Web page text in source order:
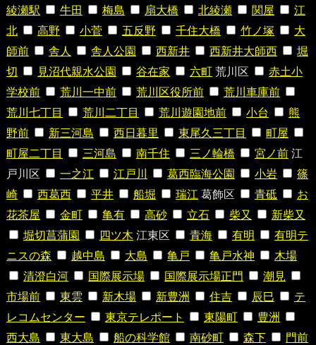
綾瀬駅 牛田 梅島 扇大橋 北綾瀬 関屋
江
北
高野 小菅 五反野 千住大橋 竹ノ塚
大
師前
舎人 舎人公園 西新井 西新井大師西
堀
切
見沼代親水公園 谷在家 六町 荒川区
赤土小
学校前
荒川一中前 荒川区役所前
荒川車庫前
荒川七丁目
荒川二丁目 荒川遊園地前 小台
熊
野前
新三河島 西日暮里 東尾久三丁目
町屋
町屋二丁目
三河島 南千住 三ノ輪橋 宮ノ前 江
戸川区
一之江 江戸川 葛西臨海公園 小岩
篠
崎
西葛西 平井 船堀 瑞江 葛飾区 青砥
お
花茶屋
金町 亀有 高砂 立石 柴又
新柴又
堀切菖蒲園
四ツ木 江東区 青海 有明
有明テ
ニスの森
越中島 大島 亀戸 亀戸水神
木場
清澄白河
国際展示場 国際展示場正門
潮見
市場前
東雲 新木場 新豊洲 住吉 辰巳
テ
レコムセンター
東京テレポート 東陽町
豊洲
西大島
東大島 船の科学館 南砂町 森下
門前